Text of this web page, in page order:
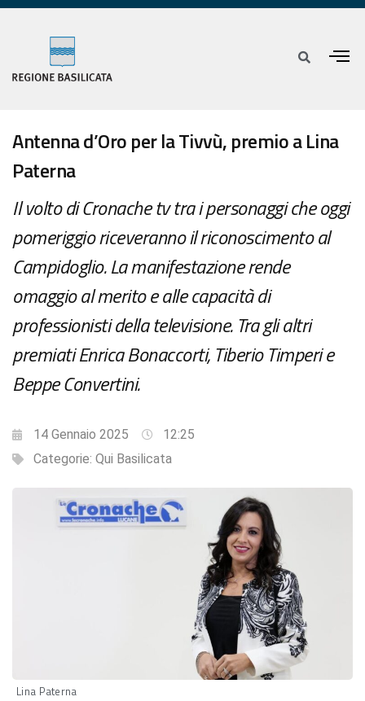
Antenna d’Oro per la Tivvù, premio a Lina
Paterna
Il volto di Cronache tv tra i personaggi che oggi
pomeriggio riceveranno il riconoscimento al
Campidoglio. La manifestazione rende
omaggio al merito e alle capacità di
professionisti della televisione. Tra gli altri
premiati Enrica Bonaccorti, Tiberio Timperi e
Beppe Convertini.
14 Gennaio 2025
12:25
Categorie: Qui Basilicata
Lina Paterna